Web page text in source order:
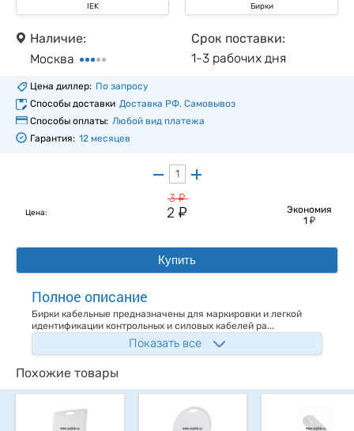
IEK Бирки
Наличие:
Москва
Срок поставки:
1-3 рабочих дня
Цена диллер: По запросу
Способы доставки Доставка РФ, Самовывоз
Способы оплаты: Любой вид платежа
Гарантия: 12 месяцев
Цена:
3у
2у
Экономия
1 у
Купить
Полное описание
Бирки кабельные предназначены для маркировки и легкой
идентификации контрольных и силовых кабелей ра...
Показать все
Похожие товары